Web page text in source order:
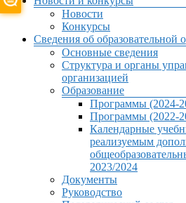
Новости
Конкурсы
Сведения об образовательной
Основные сведения
Структура и органы
организацией
Образование
Программы (2024-
Программы (2022-
Календарные
реализуемым
2023/2024
Документы
Руководство